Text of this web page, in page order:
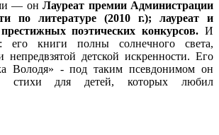
— он Лауреат премии Администрации
по литературе (2010 г.); лауреат и
поэтических конкурсов. И
его книги полны солнечного света,
непредвзятой детской искренности. Его
Володя» - под таким псевдонимом он
стихи для детей, которых любил